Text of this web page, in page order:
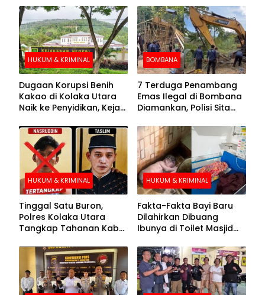
HUKUM & KRIMINAL
Dugaan Korupsi Benih
Kakao di Kolaka Utara
Naik ke Penyidikan, Kejari
BOMBANA
7 Terduga Penambang
Emas Ilegal di Bombana
Diamankan, Polisi Sita
Crusher
HUKUM & KRIMINAL
Tinggal Satu Buron,
Polres Kolaka Utara
Tangkap Tahanan Kabur
Pengejaran
HUKUM & KRIMINAL
Fakta-Fakta Bayi Baru
Dilahirkan Dibuang
Ibunya di Toilet Masjid